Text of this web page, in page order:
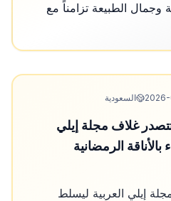
وجمال الطبيعة تزامناً مع
السعودية
غلاف مجلة إيلي
بالأناقة الرمضانية
أبريل 2022 من مجلة إيلي العربية ليسلط